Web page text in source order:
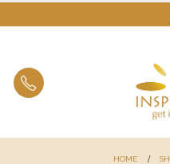
HOME